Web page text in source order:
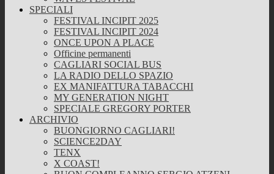
SPECIALI
FESTIVAL INCIPIT 2025
FESTIVAL INCIPIT 2024
ONCE UPON A PLACE
Officine permanenti
CAGLIARI SOCIAL BUS
LA RADIO DELLO SPAZIO
EX MANIFATTURA TABACCHI
MY GENERATION NIGHT
SPECIALE GREGORY PORTER
ARCHIVIO
BUONGIORNO CAGLIARI!
SCIENCE2DAY
TENX
X COAST!